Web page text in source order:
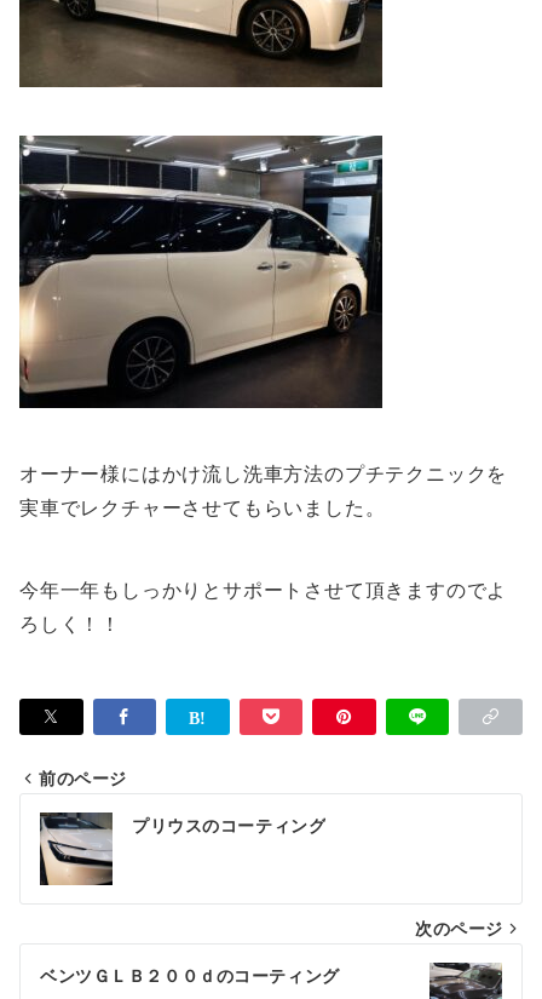
オーナー様にはかけ流し洗車方法のプチテクニックを
実車でレクチャーさせてもらいました。
今年一年もしっかりとサポートさせて頂きますのでよ
ろしく！！
投
稿
ナ
ビ
ゲ
前のページ
プリウスのコーティング
次のページ
ベンツＧＬＢ２００ｄのコーティング